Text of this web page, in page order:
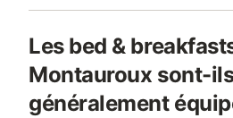
Les bed &
Montauroux sont-
généralement